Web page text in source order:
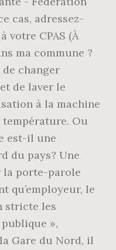
cas, adressez-
votre CPAS (À
ma commune ?
de changer
de laver le
à la machine
Ou
est-il une
du pays? Une
la porte-parole
qu’employeur, le
stricte les
»,
Gare du Nord, il